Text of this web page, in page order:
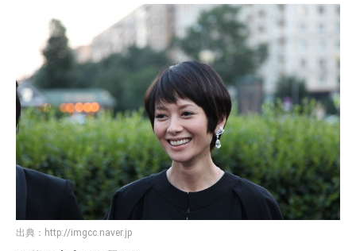
出典： http://imgcc.naver.jp